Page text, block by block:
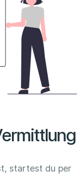
startest du per